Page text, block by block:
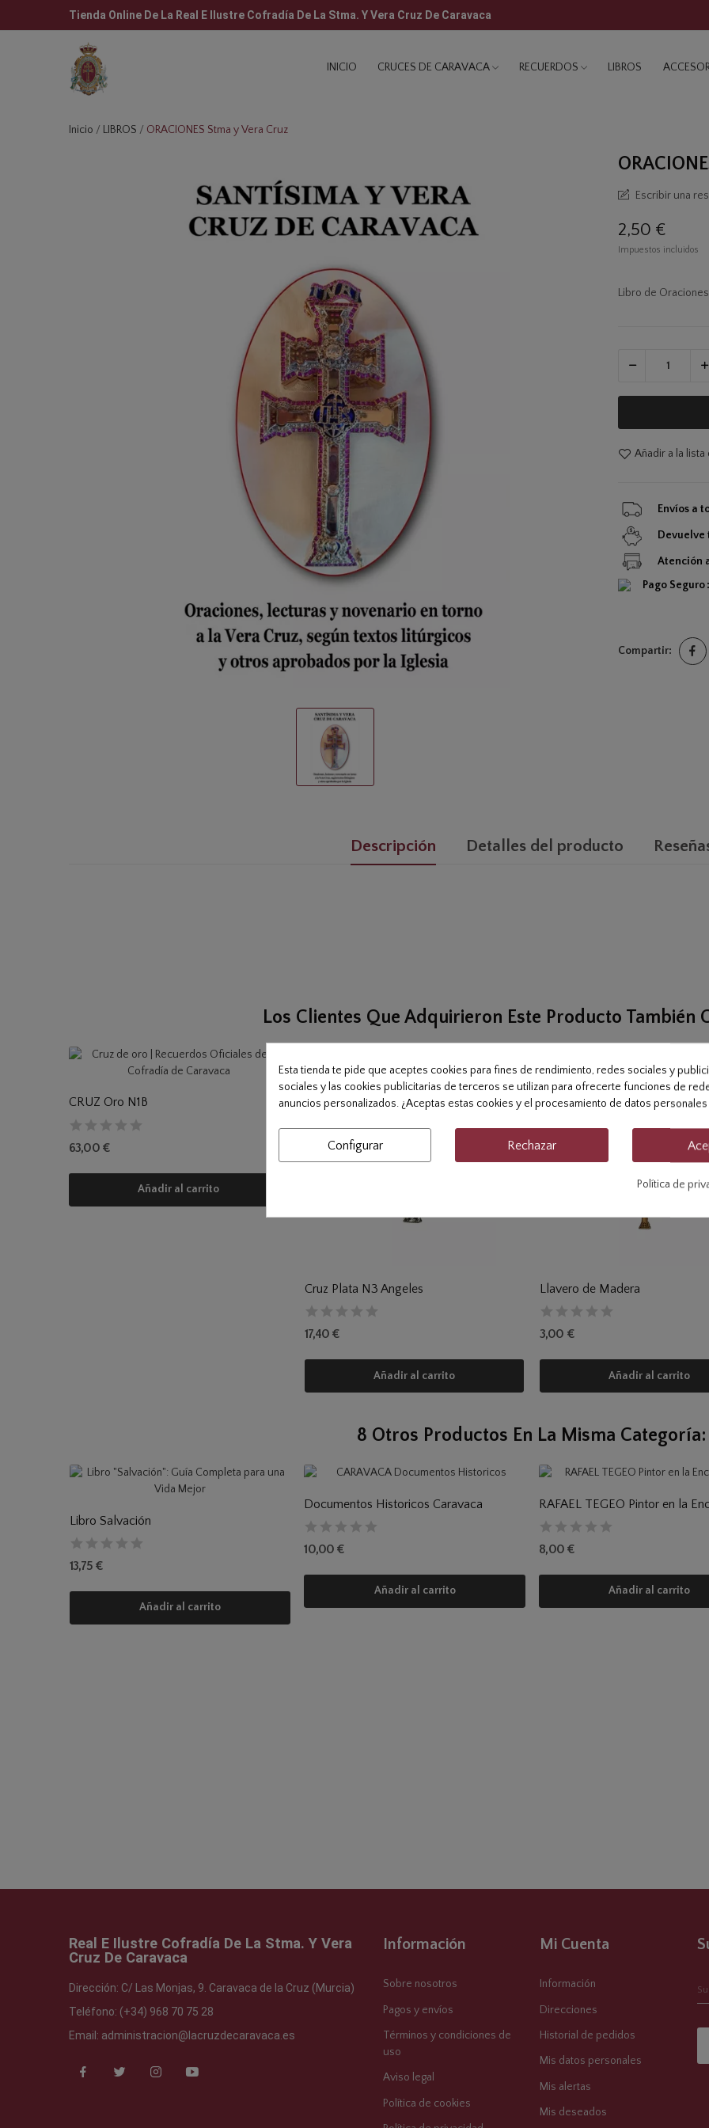
Tienda Online De La Real E Ilustre Cofradía De La Stma. Y Vera Cruz De Caravaca
INICIO CRUCES DE CARAVACA RECUERDOS LIBROS
Inicio LIBROS ORACIONES Stma y Vera Cruz
Escribir una
2,50 €
Impuestos incluidos
Libro de
Añadir a la
Envíos a
Devuelve
Atención
Pago Seguro
Compartir:
Descripción Detalles del producto
Los Clientes Que Adquirieron Este Producto También
CRUZ Oro N1B
63,00 €
Añadir al carrito
Cruz Plata N3 Angeles
17,40 €
Añadir al carrito
Llavero de Madera
3,00 €
Añadir al carrito
8 Otros Productos En La Misma Categoría:
Libro Salvación
13,75 €
Añadir al carrito
Documentos Historicos Caravaca
10,00 €
Añadir al carrito
RAFAEL TEGEO Pintor en la
8,00 €
Añadir al carrito
Real E Ilustre Cofradía De La Stma. Y Vera
Cruz De Caravaca
Dirección: C/ Las Monjas, 9. Caravaca de la Cruz (Murcia)
Teléfono: (+34) 968 70 75 28
Email: administracion@lacruzdecaravaca.es
Información
Sobre nosotros
Pagos y envíos
Términos y condiciones de
uso
Aviso legal
Política de cookies
Mi Cuenta
Información
Direcciones
Historial de pedidos
Mis datos personales
Mis alertas
Mis deseados
Esta tienda te pide que aceptes cookies para fines de rendimiento, redes sociales y
sociales y las cookies publicitarias de terceros se utilizan para ofrecerte funciones de
anuncios personalizados. ¿Aceptas estas cookies y el procesamiento de datos
Configurar Rechazar
Política de